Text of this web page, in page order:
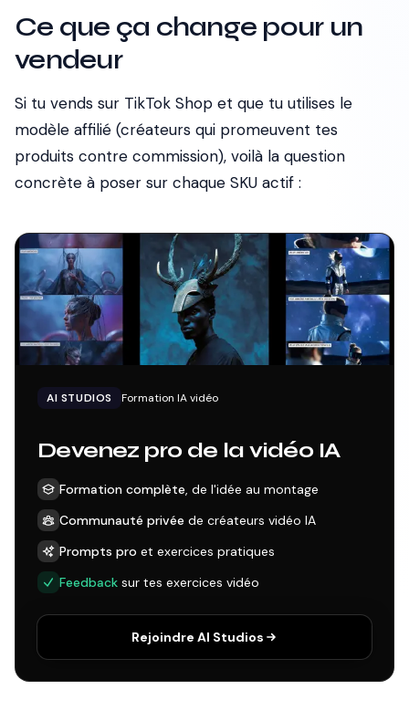
Ce que ça change pour un
vendeur
Si tu vends sur TikTok Shop et que tu utilises le
modèle affilié (créateurs qui promeuvent tes
produits contre commission), voilà la question
concrète à poser sur chaque SKU actif :
AI STUDIOS Formation IA vidéo
Devenez pro de la vidéo IA
Formation complète, de l'idée au montage
Communauté privée de créateurs vidéo IA
Prompts pro et exercices pratiques
Feedback sur tes exercices vidéo
Rejoindre AI Studios